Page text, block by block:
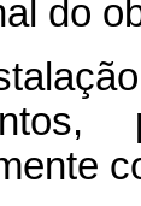
do